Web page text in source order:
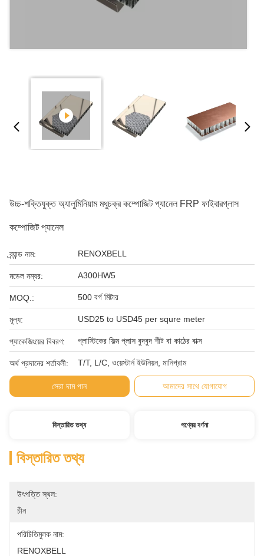
উচ্চ-শক্তিযুক্ত অ্যালুমিনিয়াম মধুচক্র কম্পোজিট প্যানেল FRP ফাইবারগ্লাস
কম্পোজিট প্যানেল
ব্র্যান্ড নাম: RENOXBELL
মডেল নম্বর: A300HW5
MOQ.: 500 বর্গ মিটার
মূল্য: USD25 to USD45 per squre meter
প্যাকেজিংয়ের বিবরণ: প্লাস্টিকের ফিল্ম প্লাস বুদবুদ শীট বা কাঠের বাক্স
অর্থ প্রদানের শর্তাবলী: T/T, L/C, ওয়েস্টার্ন ইউনিয়ন, মানিগ্রাম
সেরা দাম পান আমাদের সাথে যোগাযোগ
বিস্তারিত তথ্য পণ্যের বর্ণনা
বিস্তারিত তথ্য
উৎপত্তি স্থল:
চীন
পরিচিতিমুলক নাম:
RENOXBELL